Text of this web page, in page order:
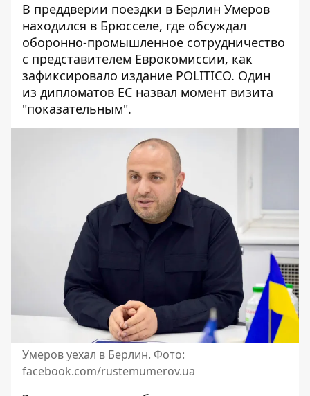
В преддверии поездки в Берлин Умеров
находился в Брюсселе, где обсуждал
оборонно-промышленное сотрудничество
с представителем Еврокомиссии, как
зафиксировало издание POLITICO. Один
из дипломатов ЕС назвал момент визита
"показательным".
Умеров уехал в Берлин. Фото:
facebook.com/rustemumerov.ua